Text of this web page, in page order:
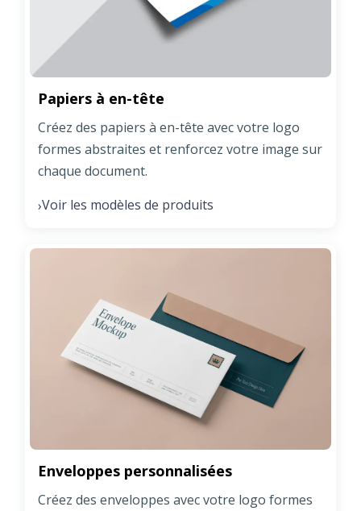
Papiers à en-tête
Créez des papiers à en-tête avec votre logo
formes abstraites et renforcez votre image sur
chaque document.
›Voir les modèles de produits
Enveloppes personnalisées
Créez des enveloppes avec votre logo formes